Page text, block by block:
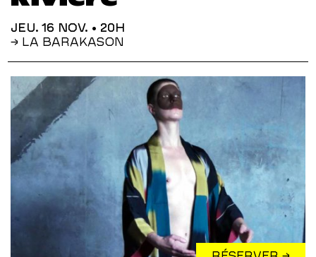
JEU. 16 NOV. • 20H
→ LA BARAKASON